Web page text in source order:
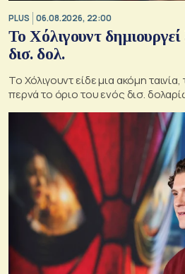
PLUS 06.08.2026, 22:00
Το Χόλιγουντ δημιουργεί
δισ. δολ.
Το Χόλιγουντ είδε μια ακόμη
περνά το όριο του ενός δισ.